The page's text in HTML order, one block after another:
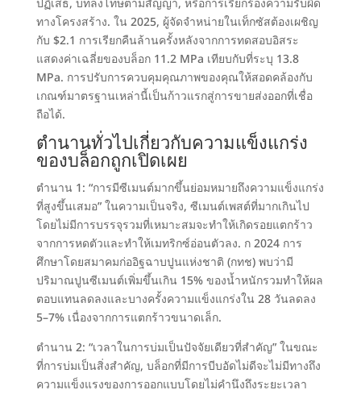
ปฏิเสธ, บทลงโทษตามสัญญา, หรือการเรียกร้องความรับผิด
ทางโครงสร้าง. ใน 2025, ผู้จัดจำหน่ายในเท็กซัสต้องเผชิญ
กับ $2.1 การเรียกคืนล้านครั้งหลังจากการทดสอบอิสระ
แสดงค่าเฉลี่ยของบล็อก11.2 MPa เทียบกับที่ระบุ 13.8
MPa. การปรับการควบคุมคุณภาพของคุณให้สอดคล้องกับ
เกณฑ์มาตรฐานเหล่านี้เป็นก้าวแรกสู่การขายส่งออกที่เชื่อ
ถือได้.
ตำนานทั่วไปเกี่ยวกับความแข็งแกร่ง
ของบล็อกถูกเปิดเผย
ตำนาน 1: “การมีซีเมนต์มากขึ้นย่อมหมายถึงความแข็งแกร่ง
ที่สูงขึ้นเสมอ” ในความเป็นจริง, ซีเมนต์เพสต์ที่มากเกินไป
โดยไม่มีการบรรจุรวมที่เหมาะสมจะทำให้เกิดรอยแตกร้าว
จากการหดตัวและทำให้เมทริกซ์อ่อนตัวลง. ก 2024 การ
ศึกษาโดยสมาคมก่ออิฐฉาบปูนแห่งชาติ (กทช)พบว่ามี
ปริมาณปูนซีเมนต์เพิ่มขึ้นเกิน 15%ของน้ำหนักรวมทำให้ผล
ตอบแทนลดลงและบางครั้งความแข็งแกร่งใน 28 วันลดลง
5–7% เนื่องจากการแตกร้าวขนาดเล็ก.
ตำนาน 2: “เวลาในการบ่มเป็นปัจจัยเดียวที่สำคัญ” ในขณะ
ที่การบ่มเป็นสิ่งสำคัญ, บล็อกที่มีการบีบอัดไม่ดีจะไม่มีทางถึง
ความแข็งแรงของการออกแบบโดยไม่คำนึงถึงระยะเวลา